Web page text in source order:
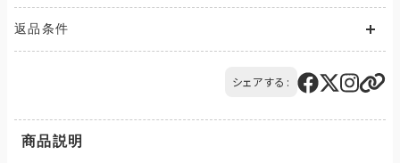
じて異なります。
また、複数の商品を同時にご購入された場合、送料は商品ごと
ご購入のお手続きの際、「お届け先入力」の画面にてお届け先情
配送・送料について
返品条件
14日以内にQTnetお客さまセンターにお電話にてご連絡くださ
交換または返品とさせていただきます。（送料は当社負担）
シェアする:
商品説明